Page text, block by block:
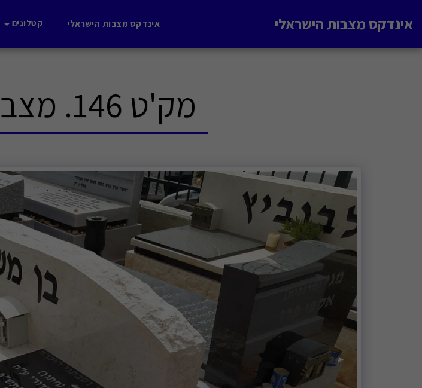
אינדקס מצבות הישראלי אינדקס מצבות הישראלי קטלוגים
מק'ט 146. מצבה משפחתית